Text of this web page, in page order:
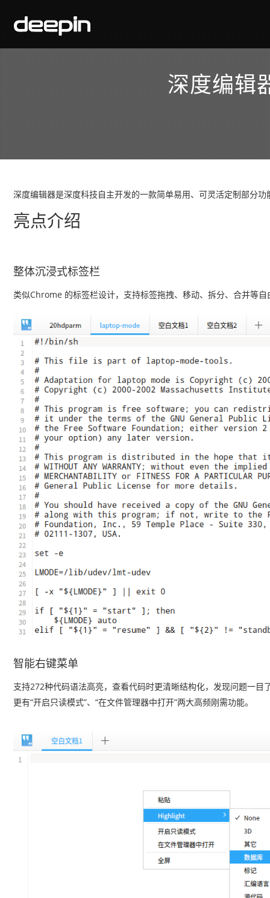
深度编辑
深度编辑器是深度科技自主开发的一款简单易用、可灵活定制部分
亮点介绍
整体沉浸式标签栏
类似Chrome 的标签栏设计，支持标签拖拽、移动、拆分、合并等自
智能右键菜单
支持272种代码语法高亮，查看代码时更清晰结构化，发现问题一目
更有“开启只读模式”、“在文件管理器中打开”两大高频刚需功能。